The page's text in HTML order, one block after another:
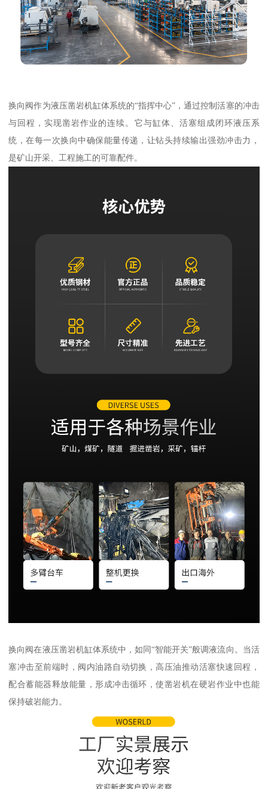
换向阀作为液压凿岩机缸体系统的“指挥中心”，通过控制活塞的冲击
与回程，实现凿岩作业的连续。它与缸体、活塞组成闭环液压系
统，在每一次换向中确保能量传递，让钻头持续输出强劲冲击力，
是矿山开采、工程施工的可靠配件。
换向阀在液压凿岩机缸体系统中，如同“智能开关”般调液流向。当活
塞冲击至前端时，阀内油路自动切换，高压油推动活塞快速回程，
配合蓄能器释放能量，形成冲击循环，使凿岩机在硬岩作业中也能
保持破岩能力。